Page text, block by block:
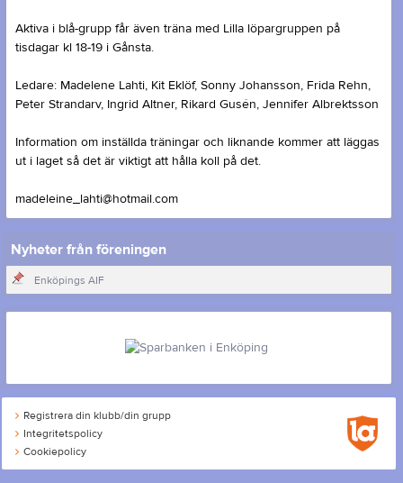
Aktiva i blå-grupp får även träna med Lilla löpargruppen på
tisdagar kl 18-19 i Gånsta.
Ledare: Madelene Lahti, Kit Eklöf, Sonny Johansson, Frida Rehn,
Peter Strandarv, Ingrid Altner, Rikard Gusén, Jennifer Albrektsson
Information om inställda träningar och liknande kommer att läggas
ut i laget så det är viktigt att hålla koll på det.
madeleine_lahti@hotmail.com
Nyheter från föreningen
Enköpings AIF
Registrera din klubb/din grupp
Integritetspolicy
Cookiepolicy